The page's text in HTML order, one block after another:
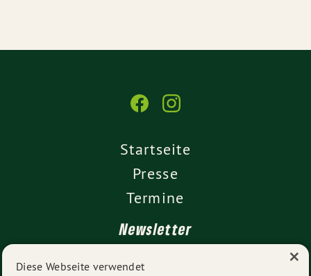
Startseite
Presse
Termine
Newsletter
Diese Webseite verwendet ×